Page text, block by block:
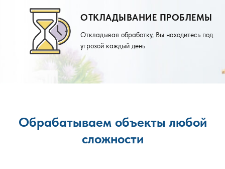
ОТКЛАДЫВАНИЕ ПРОБЛЕМЫ
Откладывая обработку, Вы находитесь под
угрозой каждый день
Обрабатываем объекты любой
сложности